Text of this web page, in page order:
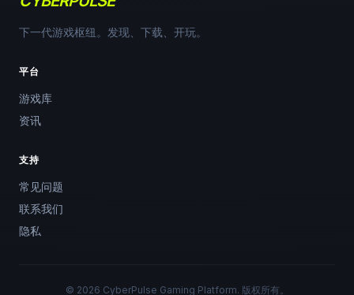
下一代游戏枢纽。发现、下载、开玩。
平台
游戏库
资讯
支持
常见问题
联系我们
隐私
© 2026 CyberPulse Gaming Platform. 版权所有。